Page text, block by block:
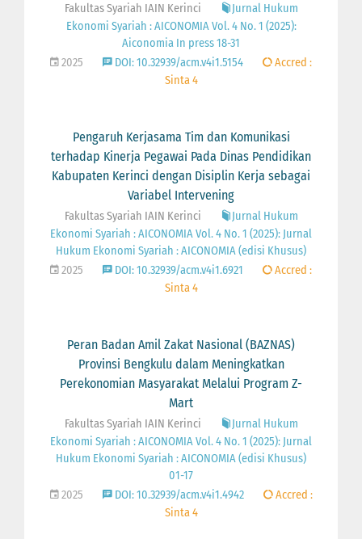
Fakultas Syariah IAIN Kerinci
Jurnal Hukum
Ekonomi Syariah : AICONOMIA Vol. 4 No. 1 (2025):
Aiconomia In press 18-31
2025
DOI: 10.32939/acm.v4i1.5154
Accred :
Sinta 4
Pengaruh Kerjasama Tim dan Komunikasi
terhadap Kinerja Pegawai Pada Dinas Pendidikan
Kabupaten Kerinci dengan Disiplin Kerja sebagai
Variabel Intervening
Fakultas Syariah IAIN Kerinci
Jurnal Hukum
Ekonomi Syariah : AICONOMIA Vol. 4 No. 1 (2025): Jurnal
Hukum Ekonomi Syariah : AICONOMIA (edisi Khusus)
2025
DOI: 10.32939/acm.v4i1.6921
Accred :
Sinta 4
Peran Badan Amil Zakat Nasional (BAZNAS)
Provinsi Bengkulu dalam Meningkatkan
Perekonomian Masyarakat Melalui Program Z-
Mart
Fakultas Syariah IAIN Kerinci
Jurnal Hukum
Ekonomi Syariah : AICONOMIA Vol. 4 No. 1 (2025): Jurnal
Hukum Ekonomi Syariah : AICONOMIA (edisi Khusus)
01-17
2025
DOI: 10.32939/acm.v4i1.4942
Accred :
Sinta 4